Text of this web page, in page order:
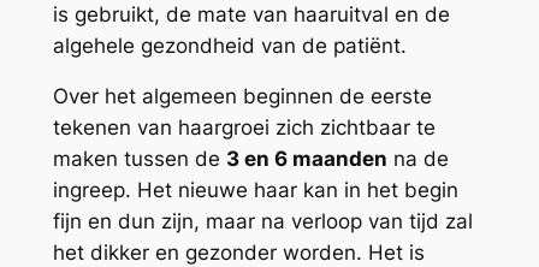
is gebruikt, de mate van haaruitval en de
algehele gezondheid van de patiënt.
Over het algemeen beginnen de eerste
tekenen van haargroei zich zichtbaar te
maken tussen de 3 en 6 maanden na de
ingreep. Het nieuwe haar kan in het begin
fijn en dun zijn, maar na verloop van tijd zal
het dikker en gezonder worden. Het is